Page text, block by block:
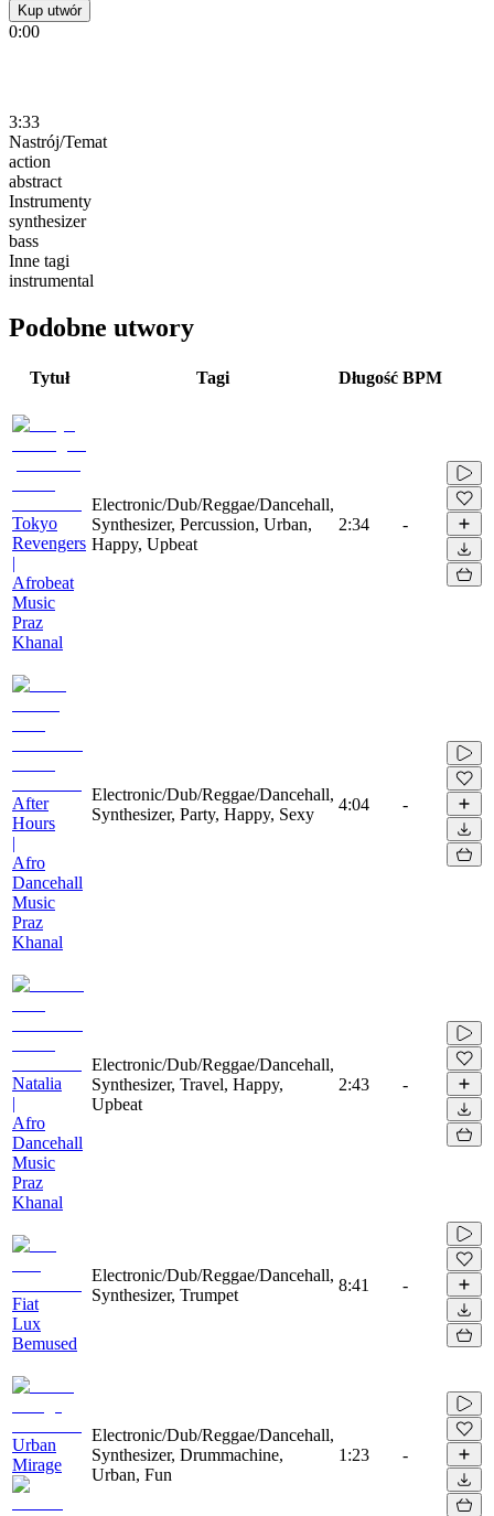
Kup utwór
0:00
3:33
Nastrój/Temat
action
abstract
Instrumenty
synthesizer
bass
Inne tagi
instrumental
Podobne utwory
Tytuł Tagi Długość BPM
Tokyo
Revengers
|
Afrobeat
Music
Praz
Khanal
Electronic/Dub/Reggae/Dancehall,
Synthesizer, Percussion, Urban,
Happy, Upbeat
2:34 -
After
Hours
|
Afro
Dancehall
Music
Praz
Khanal
Electronic/Dub/Reggae/Dancehall,
Synthesizer, Party, Happy, Sexy
4:04 -
Natalia
|
Afro
Dancehall
Music
Praz
Khanal
Electronic/Dub/Reggae/Dancehall,
Synthesizer, Travel, Happy,
Upbeat
2:43 -
Fiat
Lux
Bemused
Electronic/Dub/Reggae/Dancehall,
Synthesizer, Trumpet
8:41 -
Urban
Mirage
Electronic/Dub/Reggae/Dancehall,
Synthesizer, Drummachine,
Urban, Fun
1:23 -